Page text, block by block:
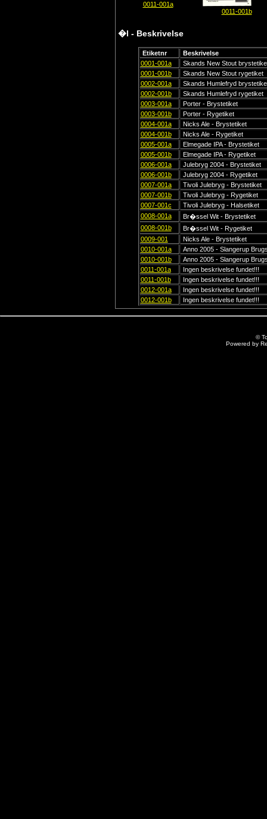
0011-001a
0011-001b
�l - Beskrivelse
Etiketnr
Beskrivelse
0001-001a
Skands New Stout
0001-001b
Skands New Stout rygetiket
0002-001a
Skands Humlefryd
0002-001b
Skands Humlefryd rygetiket
0003-001a
Porter - Brystetiket
0003-001b
Porter - Rygetiket
0004-001a
Nicks Ale - Brystetiket
0004-001b
Nicks Ale - Rygetiket
0005-001a
Elmegade IPA - Brystetiket
0005-001b
Elmegade IPA - Rygetiket
0006-001a
Julebryg 2004 - Brystetiket
0006-001b
Julebryg 2004 - Rygetiket
0007-001a
Tivoli Julebryg - Brystetiket
0007-001b
Tivoli Julebryg - Rygetiket
0007-001c
Tivoli Julebryg - Halsetiket
0008-001a
Br�ssel Wit - Brystetiket
0008-001b
Br�ssel Wit - Rygetiket
0009-001
Nicks Ale - Brystetiket
0010-001a
Anno 2005 - Slangerup
0010-001b
Anno 2005 - Slangerup
0011-001a
Ingen beskrivelse fundet!!!
0011-001b
Ingen beskrivelse fundet!!!
0012-001a
Ingen beskrivelse fundet!!!
0012-001b
Ingen beskrivelse fundet!!!
©
Powered by